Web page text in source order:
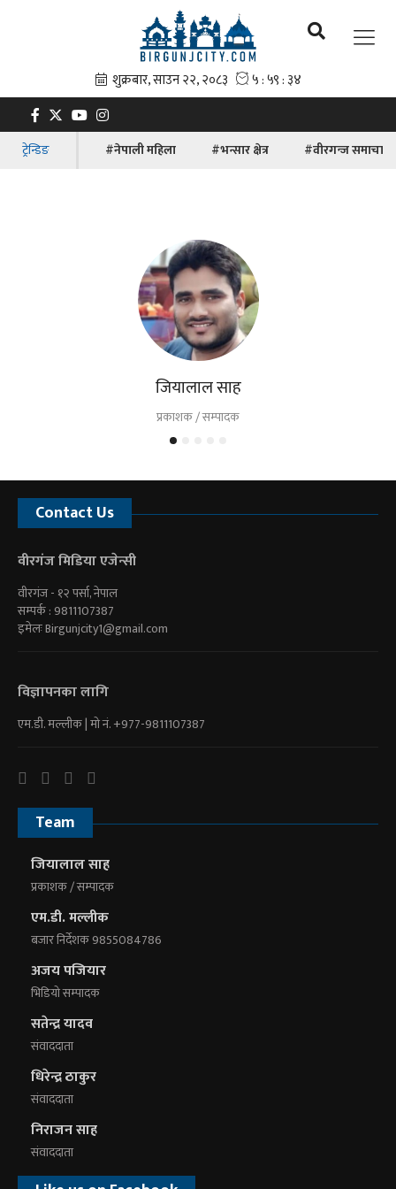
ट्रेन्डिङ #नेपाली महिला #भन्सार क्षेत्र #वीरगन्ज समाचार
जियालाल साह
प्रकाशक / सम्पादक
Contact Us
वीरगंज मिडिया एजेन्सी
वीरगंज - १२ पर्सा, नेपाल
सम्पर्क : 9811107387
इमेलःBirgunjcity1@gmail.com
विज्ञापनका लागि
एम.डी. मल्लीक | माे नं. +977-9811107387
Team
जियालाल साह
प्रकाशक / सम्पादक
एम.डी. मल्लीक
बजार निर्देशक 9855084786
अजय पजियार
भिडियाे सम्पादक
सतेन्द्र यादव
संवाददाता
धिरेन्द्र ठाकुर
संवाददाता
निराजन साह
संवाददाता